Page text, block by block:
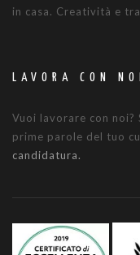
in casa. Creatività e
LAVORA CON NOI
Vuoi lavorare con noi?
prime parole del tuo
candidatura.